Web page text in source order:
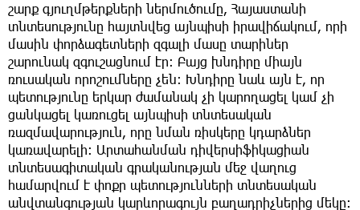
շարք գյուղմթերքների ներմուծումը, Հայաստանի
տնտեսությունը հայտնվեց այնպիսի իրավիճակում, որի
մասին փորձագետների զգալի մասը տարիներ
շարունակ զգուշացնում էր։ Բայց խնդիրը միայն
ռուսական որոշումները չեն։ Խնդիրը նաև այն է, որ
պետությունը երկար ժամանակ չի կարողացել կամ չի
ցանկացել կառուցել այնպիսի տնտեսական
ռազմավարություն, որը նման ռիսկերը կդարձներ
կառավարելի։ Արտահանման դիվերսիֆիկացիան
տնտեսագիտական գրականության մեջ վաղուց
համարվում է փոքր պետությունների տնտեսական
անվտանգության կարևորագույն բաղադրիչներից մեկը։